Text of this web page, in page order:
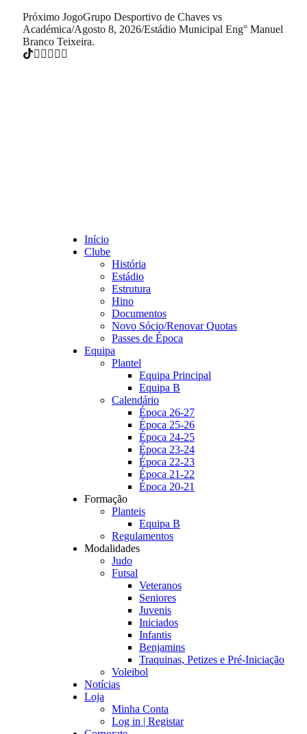
Próximo JogoGrupo Desportivo de Chaves vs
Académica/Agosto 8, 2026/Estádio Municipal Eng° Manuel
Branco Teixeira.
Início
Clube
História
Estádio
Estrutura
Hino
Documentos
Novo Sócio/Renovar Quotas
Passes de Época
Equipa
Plantel
Equipa Principal
Equipa B
Calendário
Época 26-27
Época 25-26
Época 24-25
Época 23-24
Época 22-23
Época 21-22
Época 20-21
Formação
Planteis
Equipa B
Regulamentos
Modalidades
Judo
Futsal
Veteranos
Seniores
Juvenis
Iniciados
Infantis
Benjamins
Traquinas, Petizes e Pré-Iniciação
Voleibol
Notícias
Loja
Minha Conta
Log in | Registar